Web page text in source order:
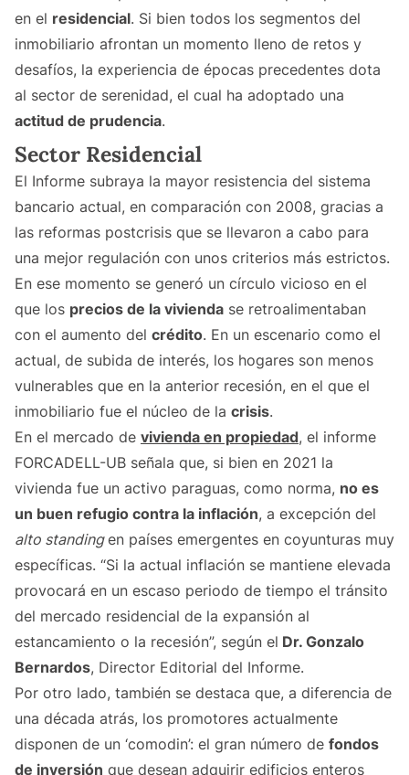
en el residencial. Si bien todos los segmentos del
inmobiliario afrontan un momento lleno de retos y
desafíos, la experiencia de épocas precedentes dota
al sector de serenidad, el cual ha adoptado una
actitud de prudencia.
Sector Residencial
El Informe subraya la mayor resistencia del sistema
bancario actual, en comparación con 2008, gracias a
las reformas postcrisis que se llevaron a cabo para
una mejor regulación con unos criterios más estrictos.
En ese momento se generó un círculo vicioso en el
que los precios de la vivienda se retroalimentaban
con el aumento del crédito. En un escenario como el
actual, de subida de interés, los hogares son menos
vulnerables que en la anterior recesión, en el que el
inmobiliario fue el núcleo de la crisis.
En el mercado de vivienda en propiedad, el informe
FORCADELL-UB señala que, si bien en 2021 la
vivienda fue un activo paraguas, como norma, no es
un buen refugio contra la inflación, a excepción del
alto standingen países emergentes en coyunturas muy
específicas. “Si la actual inflación se mantiene elevada
provocará en un escaso periodo de tiempo el tránsito
del mercado residencial de la expansión al
estancamiento o la recesión”, según el Dr. Gonzalo
Bernardos, Director Editorial del Informe.
Por otro lado, también se destaca que, a diferencia de
una década atrás, los promotores actualmente
disponen de un ‘comodin’: el gran número de fondos
de inversión que desean adquirir edificios enteros